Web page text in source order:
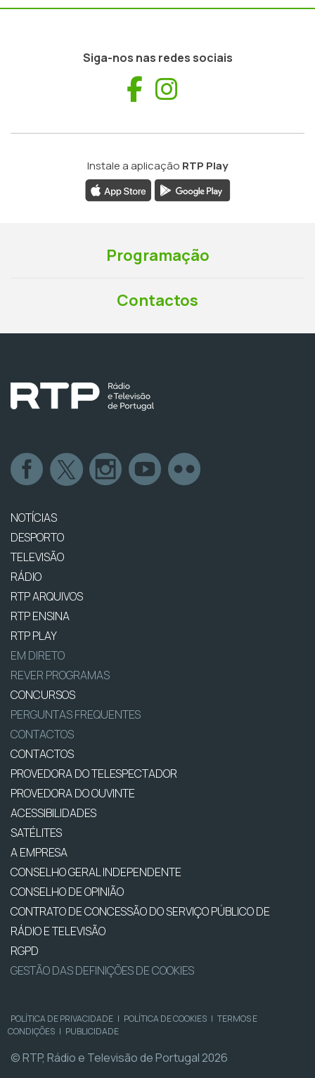
Siga-nos nas redes sociais
Facebook
Instale a aplicação RTP Play
Programação
Contactos
NOTÍCIAS
DESPORTO
TELEVISÃO
RÁDIO
RTP ARQUIVOS
RTP ENSINA
RTP PLAY
EM DIRETO
REVER PROGRAMAS
CONCURSOS
PERGUNTAS FREQUENTES
CONTACTOS
CONTACTOS
PROVEDORA DO TELESPECTADOR
PROVEDORA DO OUVINTE
ACESSIBILIDADES
SATÉLITES
A EMPRESA
CONSELHO GERAL INDEPENDENTE
CONSELHO DE OPINIÃO
CONTRATO DE CONCESSÃO DO SERVIÇO PÚBLICO DE
RÁDIO E TELEVISÃO
RGPD
GESTÃO DAS DEFINIÇÕES DE COOKIES
POLÍTICA DE PRIVACIDADE | POLÍTICA DE COOKIES | TERMOS E
CONDIÇÕES | PUBLICIDADE
© RTP, Rádio e Televisão de Portugal 2026